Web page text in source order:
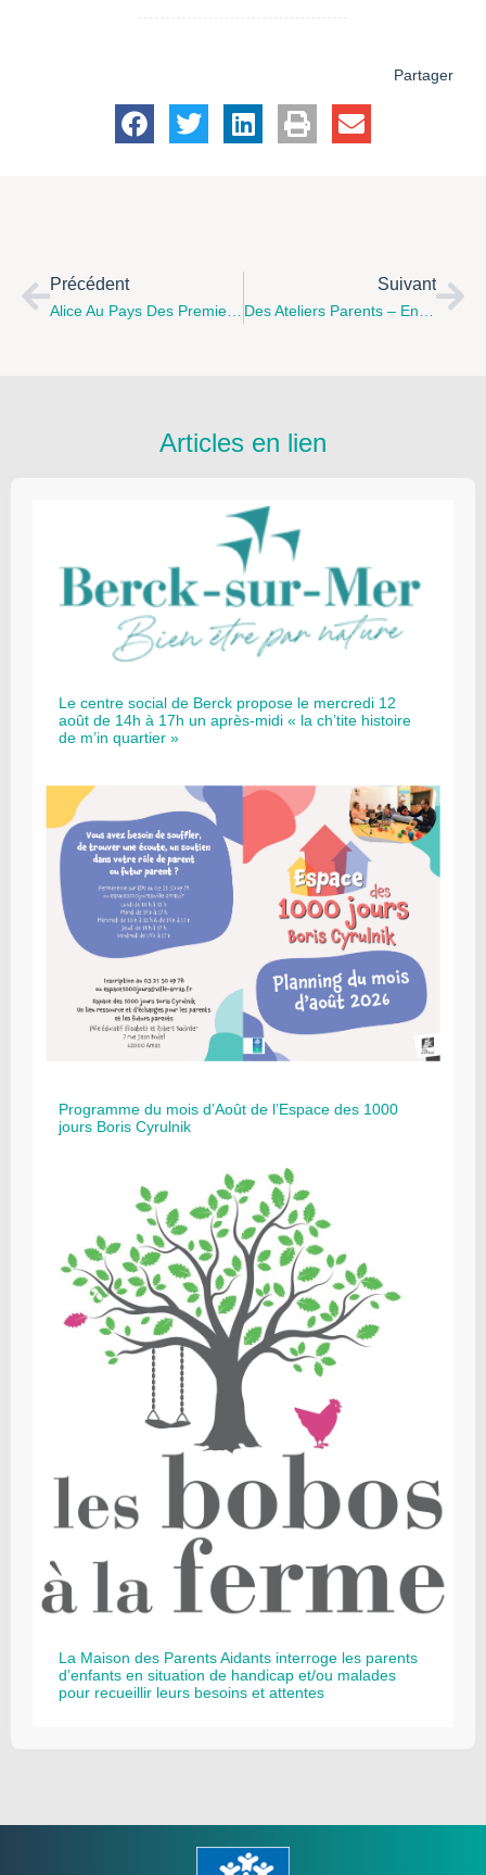
Partager
Précédent Suivant
Articles en lien
Le centre social de Berck propose le mercredi 12
août de 14h à 17h un après-midi « la ch’tite histoire
de m’in quartier »
Programme du mois d’Août de l’Espace des 1000
jours Boris Cyrulnik
La Maison des Parents Aidants interroge les parents
d’enfants en situation de handicap et/ou malades
pour recueillir leurs besoins et attentes